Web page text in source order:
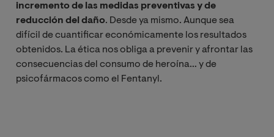
incremento de las medidas preventivas y de
reducción del daño. Desde ya mismo. Aunque sea
difícil de cuantificar económicamente los resultados
obtenidos. La ética nos obliga a prevenir y afrontar las
consecuencias del consumo de heroína… y de
psicofármacos como el Fentanyl.